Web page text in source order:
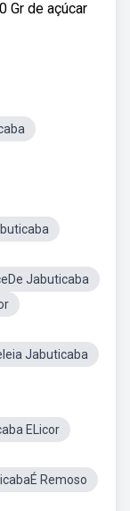
Gr de açúcar
Jabuticaba
Jabuticaba
ELicor
Remoso